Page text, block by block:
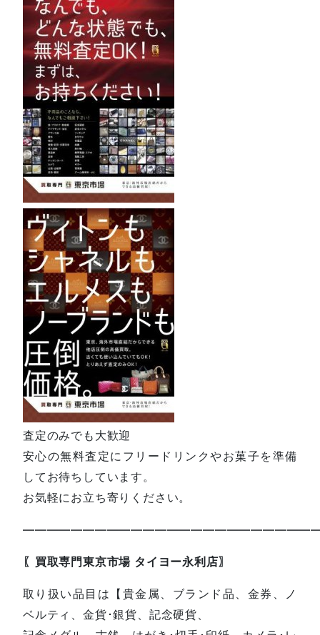
査定のみでも大歓迎
安心の無料査定にフリードリンクやお菓子を準備
してお待ちしています。
お気軽にお立ち寄りください。
〖買取専門東京市場 タイヨー永利店〗
取り扱い品目は【貴金属、ブランド品、金券、ノ
ベルティ、金貨･銀貨、記念硬貨、